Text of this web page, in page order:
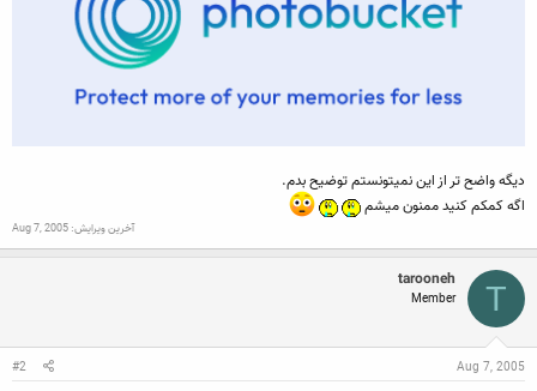
ديگه واضح تر از اين نميتونستم توضيح بدم.
اگه کمکم کنيد ممنون ميشم
آخرین ویرایش: Aug 7, 2005
T
tarooneh
Member
Aug 7, 2005
#2